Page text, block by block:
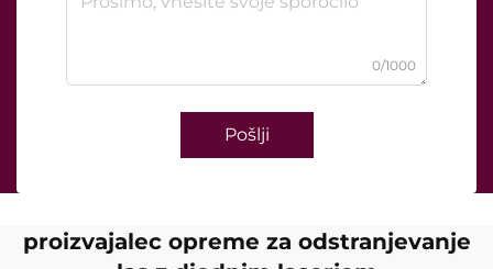
0/1000
Pošlji
proizvajalec opreme za odstranjevanje